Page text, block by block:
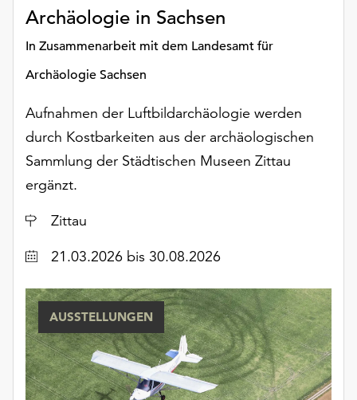
Archäologie in Sachsen
In Zusammenarbeit mit dem Landesamt für
Archäologie Sachsen
Aufnahmen der Luftbildarchäologie werden
durch Kostbarkeiten aus der archäologischen
Sammlung der Städtischen Museen Zittau
ergänzt.
Ort
Zittau
Datum21.03.2026 bis 30.08.2026
AUSSTELLUNGEN